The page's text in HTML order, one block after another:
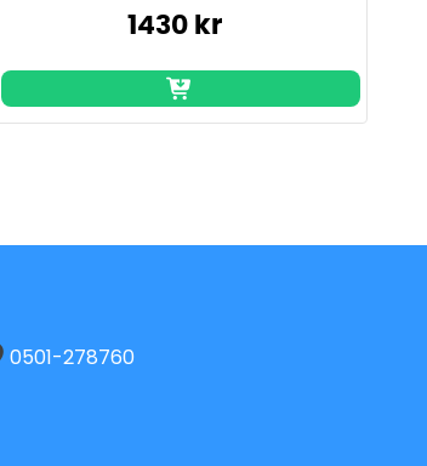
1430 kr
0501-278760